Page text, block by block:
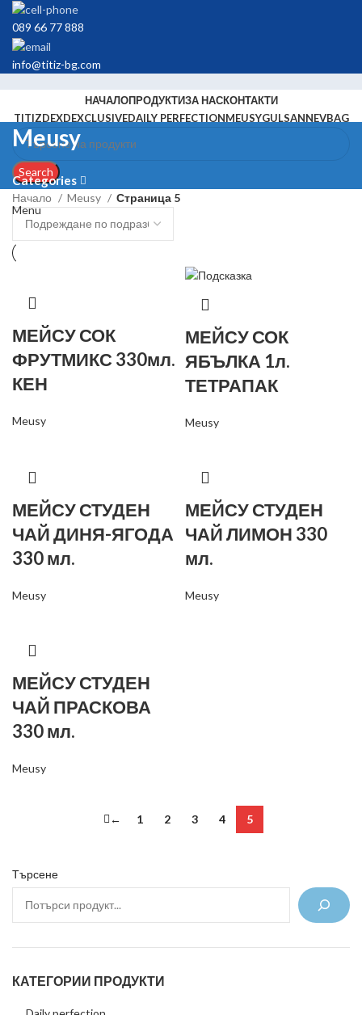
089 66 77 888
info@titiz-bg.com
НАЧАЛОПРОДУКТИЗА НАСКОНТАКТИ
TITIZDEXDEXCLUSIVEDAILY PERFECTIONMEUSYGULSANNEVBAG
Search
Menu
Meusy
Categories
Търсене
КАТЕГОРИИ ПРОДУКТИ
Начало Meusy Страница 5
МЕЙСУ СОК
ФРУТМИКС 330мл.
КЕН
Meusy
МЕЙСУ СОК
ЯБЪЛКА 1л.
ТЕТРАПАК
Meusy
МЕЙСУ СТУДЕН
ЧАЙ ДИНЯ-ЯГОДА
330 мл.
Meusy
МЕЙСУ СТУДЕН
ЧАЙ ЛИМОН 330
мл.
Meusy
МЕЙСУ СТУДЕН
ЧАЙ ПРАСКОВА
330 мл.
Meusy
← 1 2 3 4 5